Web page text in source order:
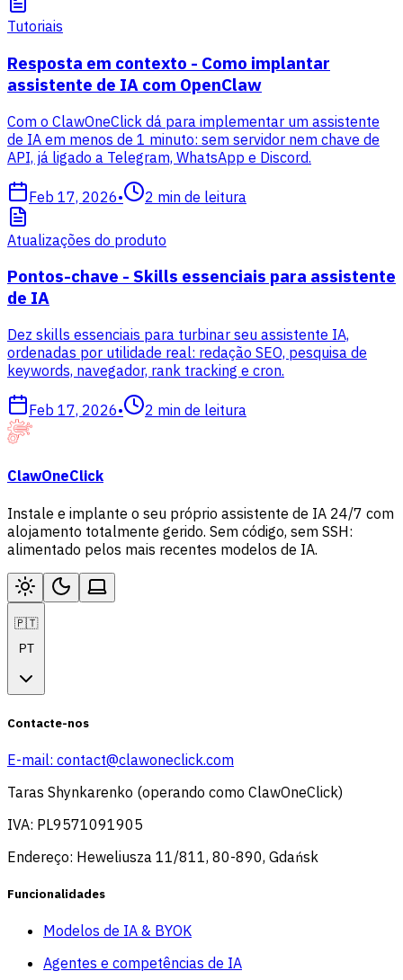
Tutoriais
Resposta em contexto - Como implantar
assistente de IA com OpenClaw
Com o ClawOneClick dá para implementar um assistente
de IA em menos de 1 minuto: sem servidor nem chave de
API, já ligado a Telegram, WhatsApp e Discord.
Feb 17, 2026• 2 min de leitura
Atualizações do produto
Pontos-chave - Skills essenciais para assistente
de IA
Dez skills essenciais para turbinar seu assistente IA,
ordenadas por utilidade real: redação SEO, pesquisa de
keywords, navegador, rank tracking e cron.
Feb 17, 2026• 2 min de leitura
ClawOneClick
Instale e implante o seu próprio assistente de IA 24/7 com
alojamento totalmente gerido. Sem código, sem SSH:
alimentado pelos mais recentes modelos de IA.
🇵🇹
PT
Contacte-nos
E-mail: contact@clawoneclick.com
Taras Shynkarenko (operando como ClawOneClick)
IVA: PL9571091905
Endereço: Heweliusza 11/811, 80-890, Gdańsk
Funcionalidades
Modelos de IA & BYOK
Agentes e competências de IA